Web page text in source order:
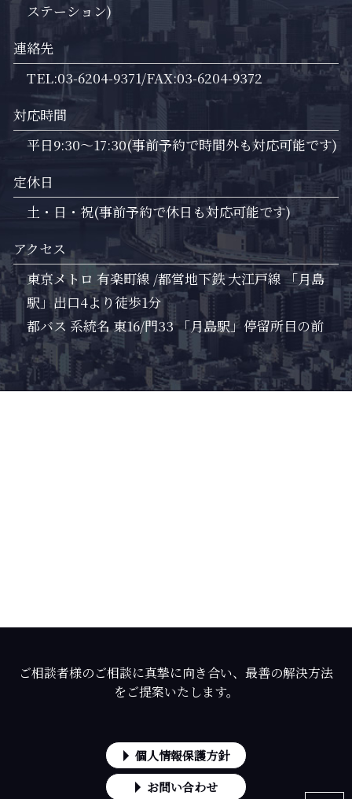
ステーション)
連絡先
TEL:03-6204-9371/FAX:03-6204-9372
対応時間
平日9:30～17:30(事前予約で時間外も対応可能です)
定休日
土・日・祝(事前予約で休日も対応可能です)
アクセス
東京メトロ 有楽町線 /都営地下鉄 大江戸線 「月島
駅」出口4より徒歩1分
都バス 系統名 東16/門33 「月島駅」停留所目の前
ご相談者様のご相談に真摯に向き合い、最善の解決方法
をご提案いたします。
個人情報保護方針
お問い合わせ